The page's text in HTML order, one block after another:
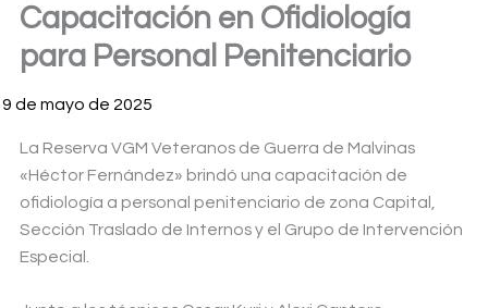
Capacitación en Ofidiología
para Personal Penitenciario
de mayo de 2025
La Reserva VGM Veteranos de Guerra de Malvinas
«Héctor Fernández» brindó una capacitación de
ofidiología a personal penitenciario de zona Capital,
Sección Traslado de Internos y el Grupo de Intervención
Especial.